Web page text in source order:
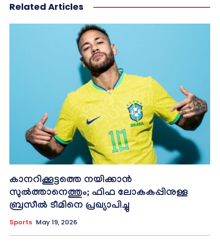
Related Articles
കാനറിക്കൂട്ടത്തെ നയിക്കാന്‍
സുല്‍ത്താനെത്തും; ഫിഫ ലോകകപ്പിനുള്ള
ബ്രസീല്‍ ടീമിനെ പ്രഖ്യാപിച്ചു
Sports May 19, 2026